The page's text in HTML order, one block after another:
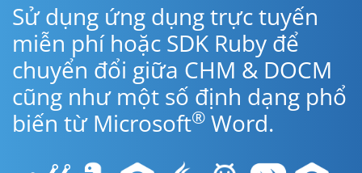
Sử dụng ứng dụng trực tuyến
miễn phí hoặc SDK Ruby để
chuyển đổi giữa CHM & DOCM
cũng như một số định dạng phổ
biến từ Microsoft® Word.